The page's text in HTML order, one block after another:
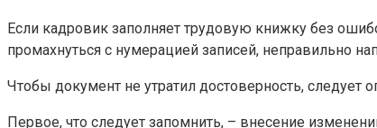
Если кадровик заполняет трудовую книжку без
промахнуться с нумерацией записей, неправильно
Чтобы документ не утратил достоверность, следует
Первое, что следует запомнить, – внесение